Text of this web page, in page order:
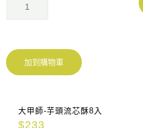
加到購物車
大甲師-芋頭流芯酥8入
$233